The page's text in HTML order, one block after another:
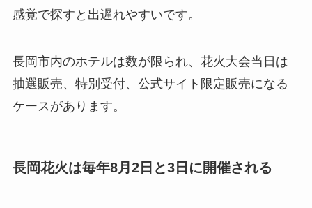
感覚で探すと出遅れやすいです。
長岡市内のホテルは数が限られ、花火大会当日は
抽選販売、特別受付、公式サイト限定販売になる
ケースがあります。
長岡花火は毎年8月2日と3日に開催される